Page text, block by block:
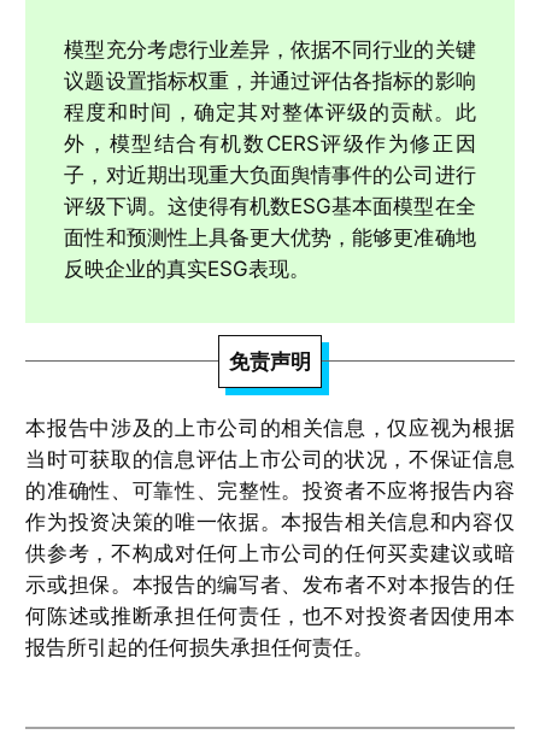
模型充分考虑行业差异，依据不同行业的关键
议题设置指标权重，并通过评估各指标的影响
程度和时间，确定其对整体评级的贡献。此
外，模型结合有机数CERS评级作为修正因
子，对近期出现重大负面舆情事件的公司进行
评级下调。这使得有机数ESG基本面模型在全
面性和预测性上具备更大优势，能够更准确地
反映企业的真实ESG表现。
免责声明
本报告中涉及的上市公司的相关信息，仅应视为根据
当时可获取的信息评估上市公司的状况，不保证信息
的准确性、可靠性、完整性。投资者不应将报告内容
作为投资决策的唯一依据。本报告相关信息和内容仅
供参考，不构成对任何上市公司的任何买卖建议或暗
示或担保。本报告的编写者、发布者不对本报告的任
何陈述或推断承担任何责任，也不对投资者因使用本
报告所引起的任何损失承担任何责任。